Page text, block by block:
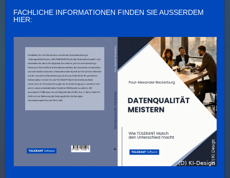
FACHLICHE INFORMATIONEN FINDEN SIE AUSSERDEM H
IER: